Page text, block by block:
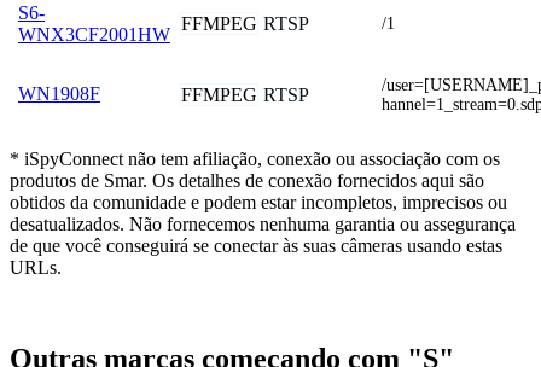
S6-
WNX3CF2001HW
FFMPEG RTSP /1
WN1908F FFMPEG RTSP
/
* iSpyConnect não tem afiliação, conexão ou associação com os
produtos de Smar. Os detalhes de conexão fornecidos aqui são
obtidos da comunidade e podem estar incompletos, imprecisos ou
desatualizados. Não fornecemos nenhuma garantia ou assegurança
de que você conseguirá se conectar às suas câmeras usando estas
URLs.
Outras marcas começando com "S"